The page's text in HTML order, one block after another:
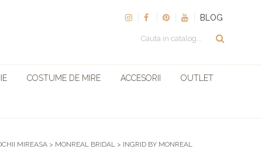
BLOG
COSTUME DE MIRE ACCESORII OUTLET
MIREASA > MONREAL BRIDAL > INGRID BY MONREAL